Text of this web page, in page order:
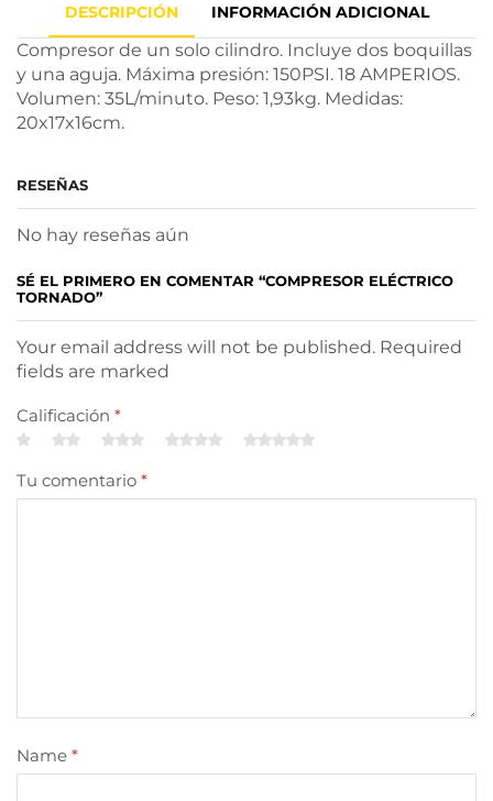
DESCRIPCIÓN INFORMACIÓN ADICIONAL
Compresor de un solo cilindro. Incluye dos boquillas
y una aguja. Máxima presión: 150PSI. 18 AMPERIOS.
Volumen: 35L/minuto. Peso: 1,93kg. Medidas:
20x17x16cm.
RESEÑAS
No hay reseñas aún
SÉ EL PRIMERO EN COMENTAR “COMPRESOR ELÉCTRICO
TORNADO”
Your email address will not be published. Required
fields are marked
Calificación *
Tu comentario *
Name *